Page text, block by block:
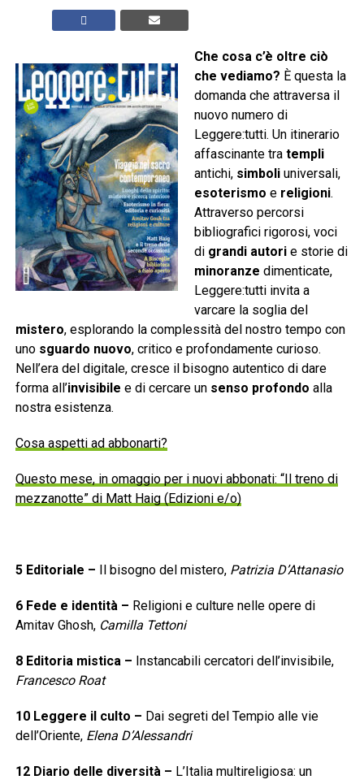
Che cosa c’è oltre ciò
che vediamo? È questa la
domanda che attraversa il
nuovo numero di
Leggere:tutti. Un itinerario
affascinante tra templi
antichi, simboliuniversali,
esoterismo e religioni.
Attraverso percorsi
bibliografici rigorosi, voci
di grandi autorie storie di
minoranze dimenticate,
Leggere:tutti invita a
varcare la soglia del
mistero, esplorando la complessità del nostro tempo con
uno sguardo nuovo, critico e profondamente curioso.
Nell’era del digitale, cresce il bisogno autentico di dare
forma all’invisibile e di cercare un senso profondo alla
nostra esistenza.
Cosa aspetti ad abbonarti?
Questo mese, in omaggio per i nuovi abbonati: “Il treno di
mezzanotte” di Matt Haig (Edizioni e/o)
5 Editoriale – Il bisogno del mistero, Patrizia D’Attanasio
6 Fede e identità– Religioni e culture nelle opere di
Amitav Ghosh, Camilla Tettoni
8 Editoria mistica– Instancabili cercatori dell’invisibile,
Francesco Roat
10 Leggere il culto – Dai segreti del Tempio alle vie
dell’Oriente, Elena D’Alessandri
12 Diario delle diversità– L’Italia multireligiosa: un